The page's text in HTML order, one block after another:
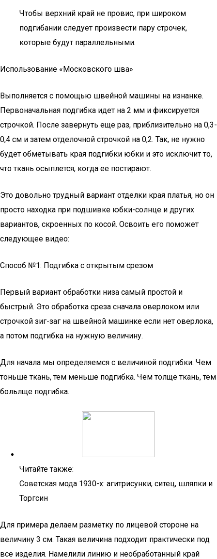
Чтобы верхний край не провис, при широком
подгибании следует произвести пару строчек,
которые будут параллельными.
Использование «Московского шва»
Выполняется с помощью швейной машины на изнанке.
Первоначальная подгибка идет на 2 мм и фиксируется
строчкой. После завернуть еще раз, приблизительно на 0,3-
0,4 см и затем отделочной строчкой на 0,2. Так, не нужно
будет обметывать края подгибки юбки и это исключит то,
что ткань осыплется, когда ее постирают.
Это довольно трудный вариант отделки края платья, но он
просто находка при подшивке юбки-солнце и других
вариантов, скроенных по косой. Освоить его поможет
следующее видео:
Способ №1: Подгибка с открытым срезом
Первый вариант обработки низа самый простой и
быстрый. Это обработка среза сначала оверлоком или
строчкой зиг-заг на швейной машинке если нет оверлока,
а потом подгибка на нужную величину.
Для начала мы определяемся с величиной подгибки. Чем
тоньше ткань, тем меньше подгибка. Чем толще ткань, тем
больлще подгибка.
Читайте также:
Советская мода 1930-х: агитрисунки, ситец, шляпки и
Торгсин
Для примера делаем разметку по лицевой стороне на
величину 3 см. Такая величина подходит практически под
все изделия. Намелили линию и необработанный край